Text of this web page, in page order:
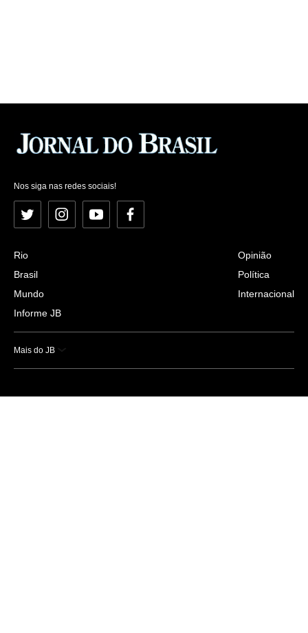
Nos siga nas redes sociais!
Twitter InstagramYouTubeFacebook
Rio
Brasil
Mundo
Informe JB
Opinião
Política
Internacional
Mais do JB
Esportes